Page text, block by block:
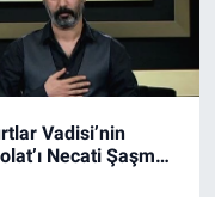
Vadisi’nin
Necati Şaşmaz